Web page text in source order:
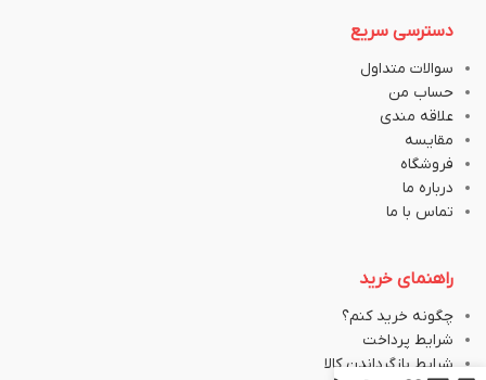
دسترسی سریع
سوالات متداول
حساب من
علاقه مندی
مقایسه
فروشگاه
درباره ما
تماس با ما
راهنمای خرید
چگونه خرید کنم؟
شرایط پرداخت
شرایط بازگرداندن کالا